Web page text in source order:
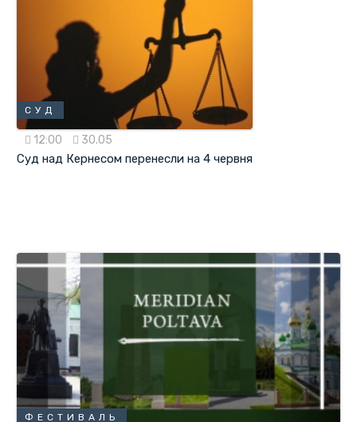
СУД
12:00 30.05
Суд над Кернесом перенесли на 4 червня
ФЕСТИВАЛЬ